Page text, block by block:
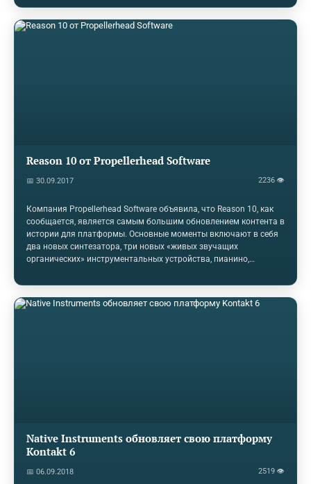
9.5 теперь предлагает поддержку VST-плагинов, а также
возможность добавления плагинов VST в Combinators с
собственными устройствами Reason. Все владельцы Reason 9.5
Reason 10 от Propellerhead Software
📅 30.09.2017 2236 👁
Компания Propellerhead Software объявила, что Reason 10, как
сообщается, является самым большим обновлением контента в
истории для платформы. Основные моменты включают в себя
два новых синтезатора, три новых «живых звучащих
органических» инструментальных устройства, пианино,
сэмплов.Новые синтезаторы 10-го поколения включают в себя
синтезатор Europa Shapeshifting Synthesizer, динамически
генерируемый wavetable synth и Grain Sample Manipulator,
Native Instruments обновляет свою платформу
Kontakt 6
📅 06.09.2018 2519 👁